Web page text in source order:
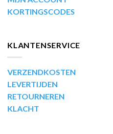
KORTINGSCODES
KLANTENSERVICE
VERZENDKOSTEN
LEVERTIJDEN
RETOURNEREN
KLACHT